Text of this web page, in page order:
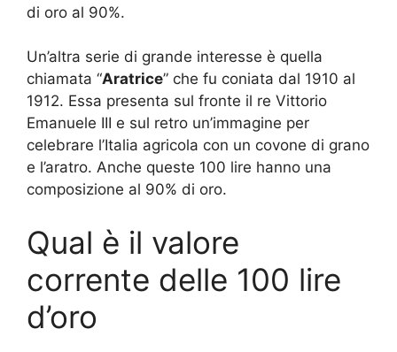
di oro al 90%.
Un’altra serie di grande interesse è quella
chiamata “Aratrice” che fu coniata dal 1910 al
1912. Essa presenta sul fronte il re Vittorio
Emanuele III e sul retro un’immagine per
celebrare l’Italia agricola con un covone di grano
e l’aratro. Anche queste 100 lire hanno una
composizione al 90% di oro.
Qual è il valore
corrente delle 100 lire
d’oro